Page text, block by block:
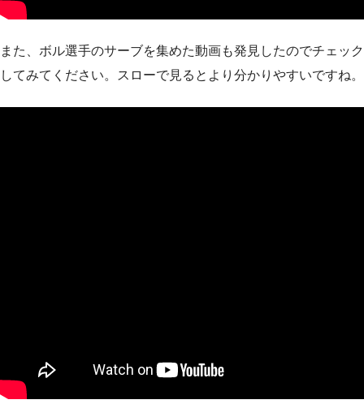
また、ボル選手のサーブを集めた動画も発見したのでチェック
してみてください。スローで見るとより分かりやすいですね。